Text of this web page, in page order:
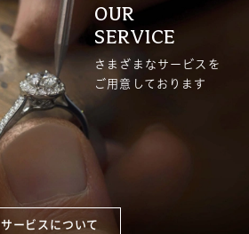
OUR
SERVICE
さまざまなサービスを
ご用意しております
サービスについて